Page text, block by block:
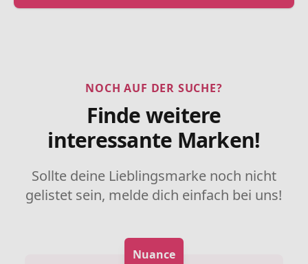
NOCH AUF DER SUCHE?
Finde weitere
interessante Marken!
Sollte deine Lieblingsmarke noch nicht
gelistet sein, melde dich einfach bei uns!
Nuance